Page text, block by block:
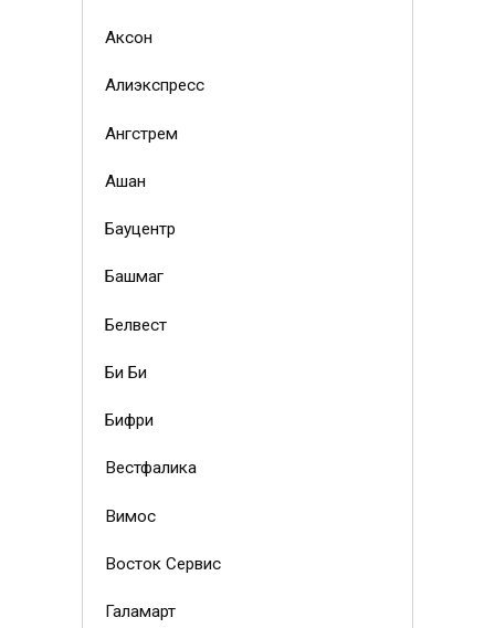
Аксон
Алиэкспресс
Ангстрем
Ашан
Бауцентр
Башмаг
Белвест
Би Би
Бифри
Вестфалика
Вимос
Восток Сервис
Галамарт